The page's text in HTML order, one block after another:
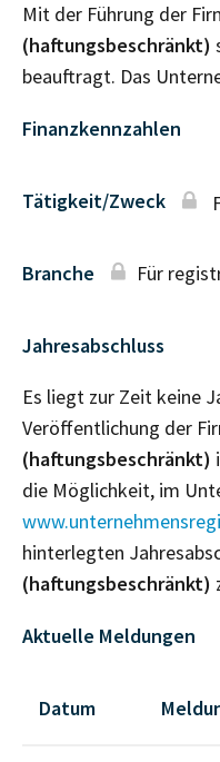
Mit der Führung der
(haftungsbeschränkt)
beauftragt. Das
Finanzkennzahlen
Tätigkeit/Zweck
Branche Für
Jahresabschluss
Es liegt zur Zeit keine
Veröffentlichung der
(haftungsbeschränkt)
die Möglichkeit, im
hinterlegten
(haftungsbeschränkt)
Aktuelle Meldungen
Datum